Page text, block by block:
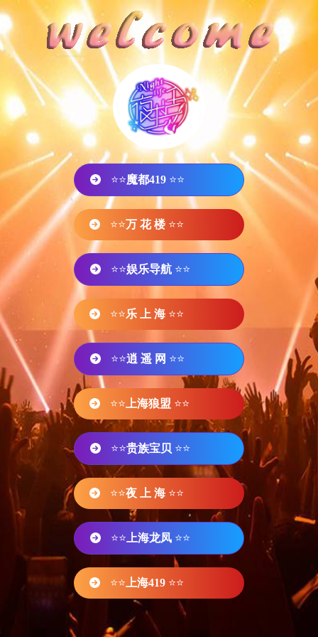
⭐⭐魔都419 ⭐⭐
⭐⭐万 花 楼 ⭐⭐
⭐⭐娱乐导航 ⭐⭐
⭐⭐乐 上 海 ⭐⭐
⭐⭐逍 遥 网 ⭐⭐
⭐⭐ 上海狼盟 ⭐⭐
⭐⭐贵族宝贝 ⭐⭐
⭐⭐夜 上 海 ⭐⭐
⭐⭐ 上海龙凤 ⭐⭐
⭐⭐ 上海419 ⭐⭐